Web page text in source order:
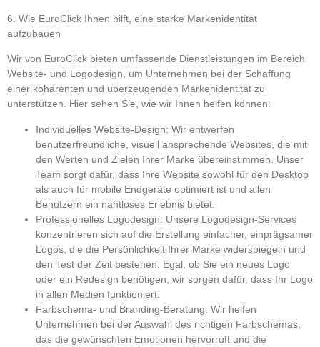
6. Wie EuroClick Ihnen hilft, eine starke Markenidentität
aufzubauen
Wir von EuroClick bieten umfassende Dienstleistungen im Bereich
Website- und Logodesign, um Unternehmen bei der Schaffung
einer kohärenten und überzeugenden Markenidentität zu
unterstützen. Hier sehen Sie, wie wir Ihnen helfen können:
Individuelles Website-Design: Wir entwerfen
benutzerfreundliche, visuell ansprechende Websites, die mit
den Werten und Zielen Ihrer Marke übereinstimmen. Unser
Team sorgt dafür, dass Ihre Website sowohl für den Desktop
als auch für mobile Endgeräte optimiert ist und allen
Benutzern ein nahtloses Erlebnis bietet.
Professionelles Logodesign: Unsere Logodesign-Services
konzentrieren sich auf die Erstellung einfacher, einprägsamer
Logos, die die Persönlichkeit Ihrer Marke widerspiegeln und
den Test der Zeit bestehen. Egal, ob Sie ein neues Logo
oder ein Redesign benötigen, wir sorgen dafür, dass Ihr Logo
in allen Medien funktioniert.
Farbschema- und Branding-Beratung: Wir helfen
Unternehmen bei der Auswahl des richtigen Farbschemas,
das die gewünschten Emotionen hervorruft und die